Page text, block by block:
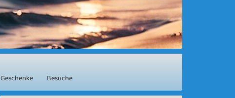
Geschenke Besuche